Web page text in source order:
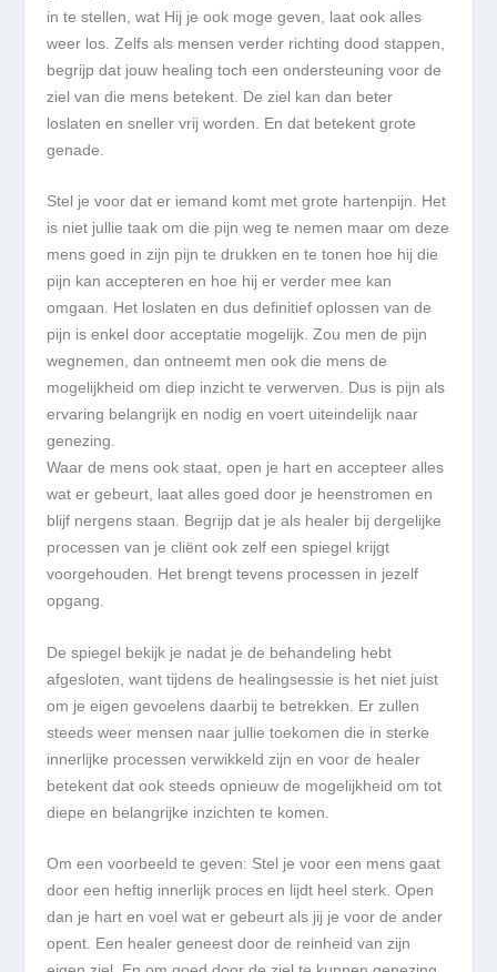
in te stellen, wat Hij je ook moge geven, laat ook alles
weer los. Zelfs als mensen verder richting dood stappen,
begrijp dat jouw healing toch een ondersteuning voor de
ziel van die mens betekent. De ziel kan dan beter
loslaten en sneller vrij worden. En dat betekent grote
genade.
Stel je voor dat er iemand komt met grote hartenpijn. Het
is niet jullie taak om die pijn weg te nemen maar om deze
mens goed in zijn pijn te drukken en te tonen hoe hij die
pijn kan accepteren en hoe hij er verder mee kan
omgaan. Het loslaten en dus definitief oplossen van de
pijn is enkel door acceptatie mogelijk. Zou men de pijn
wegnemen, dan ontneemt men ook die mens de
mogelijkheid om diep inzicht te verwerven. Dus is pijn als
ervaring belangrijk en nodig en voert uiteindelijk naar
genezing.
Waar de mens ook staat, open je hart en accepteer alles
wat er gebeurt, laat alles goed door je heenstromen en
blijf nergens staan. Begrijp dat je als healer bij dergelijke
processen van je cliënt ook zelf een spiegel krijgt
voorgehouden. Het brengt tevens processen in jezelf
opgang.
De spiegel bekijk je nadat je de behandeling hebt
afgesloten, want tijdens de healingsessie is het niet juist
om je eigen gevoelens daarbij te betrekken. Er zullen
steeds weer mensen naar jullie toekomen die in sterke
innerlijke processen verwikkeld zijn en voor de healer
betekent dat ook steeds opnieuw de mogelijkheid om tot
diepe en belangrijke inzichten te komen.
Om een voorbeeld te geven: Stel je voor een mens gaat
door een heftig innerlijk proces en lijdt heel sterk. Open
dan je hart en voel wat er gebeurt als jij je voor de ander
opent. Een healer geneest door de reinheid van zijn